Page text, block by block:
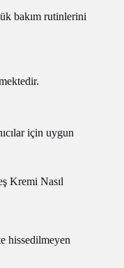
bakım rutinlerini
için uygun
Kremi Nasıl
hissedilmeyen